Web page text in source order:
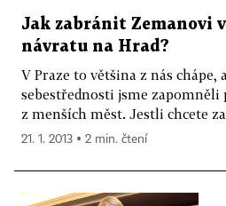
Jak zabránit Zemanovi
návratu na Hrad?
V Praze to většina z nás chápe,
sebestřednosti jsme zapomněli
z menších měst. Jestli chcete
21. 1. 2013 ▪ 2 min. čtení